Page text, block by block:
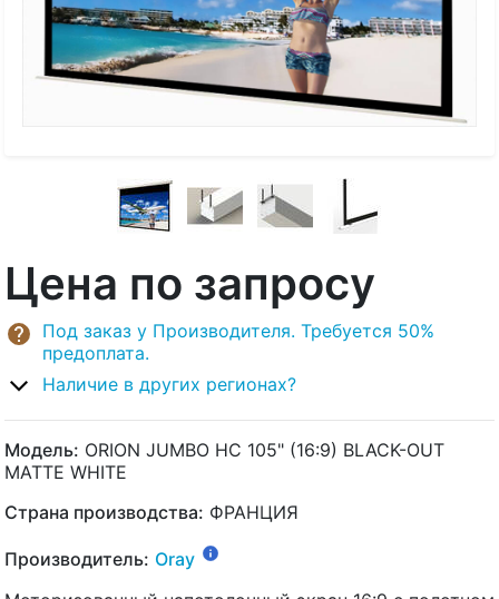
Цена по запросу
Под заказ у Производителя. Требуется 50%
предоплата.
Наличие в других регионах?
Модель: ORION JUMBO HC 105" (16:9) BLACK-OUT
MATTE WHITE
Страна производства: ФРАНЦИЯ
Производитель: Oray